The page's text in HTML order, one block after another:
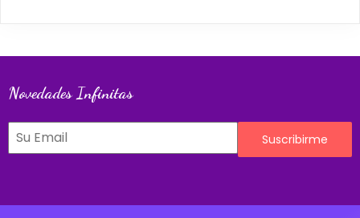
Novedades Infinitas
Suscribirme